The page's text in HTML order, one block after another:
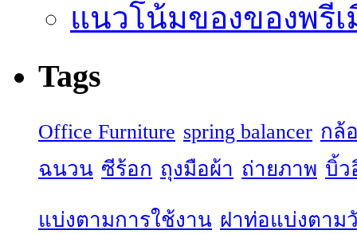
แนวโน้มของของพรี
Tags
Office Furniture spring balancer กล้
ฉนวน ซีร้อก ถุงมือผ้า ถ่ายภาพ บิ้ว
แบ่งตามการใช้งาน ฝาท่อแบ่งตาม